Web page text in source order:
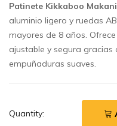
Patinete Kikkaboo
aluminio ligero y ruedas
mayores de 8 años.
ajustable y segura
empuñaduras suaves.
Quantity: